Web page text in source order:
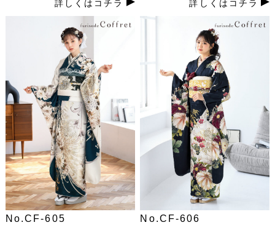
詳しくはコチラ 詳しくはコチラ
No.CF-605 No.CF-606